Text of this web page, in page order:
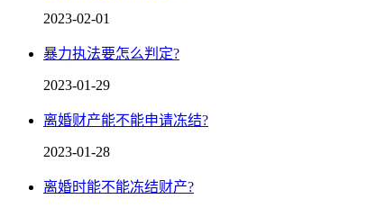
2023-02-01
暴力执法要怎么判定?
2023-01-29
离婚财产能不能申请冻结?
2023-01-28
离婚时能不能冻结财产?